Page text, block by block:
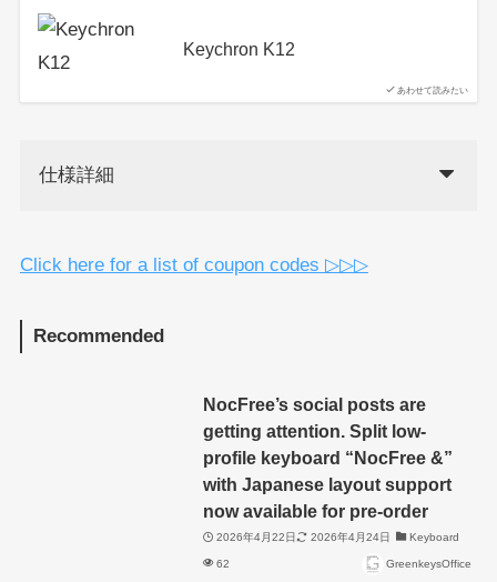
あわせて読みたい
Keychron K12
仕様詳細
Click here for a list of coupon codes ▷▷▷
Recommended
NocFree’s social posts are
getting attention. Split low-
profile keyboard “NocFree &”
with Japanese layout support
now available for pre-order
2026年4月22日 2026年4月24日 Keyboard
62 GreenkeysOffice